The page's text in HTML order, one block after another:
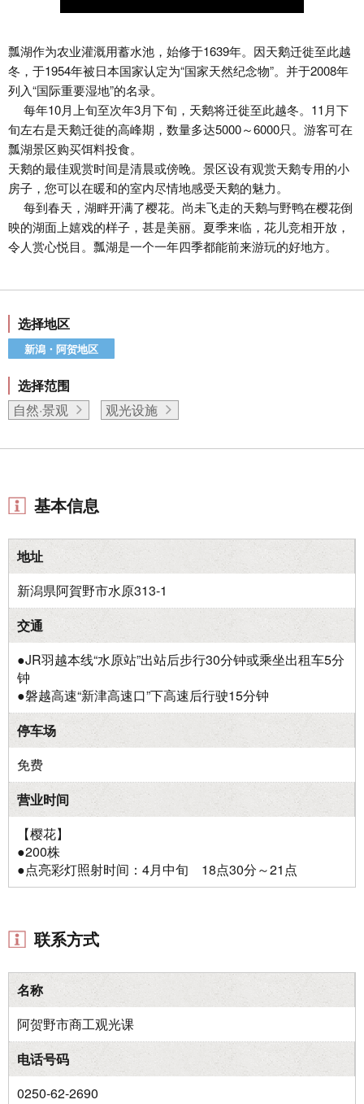
瓢湖作为农业灌溉用蓄水池，始修于1639年。因天鹅迁徙至此越
冬，于1954年被日本国家认定为“国家天然纪念物”。并于2008年
列入“国际重要湿地”的名录。
每年10月上旬至次年3月下旬，天鹅将迁徙至此越冬。11月下
旬左右是天鹅迁徙的高峰期，数量多达5000～6000只。游客可在
瓢湖景区购买饵料投食。
天鹅的最佳观赏时间是清晨或傍晚。景区设有观赏天鹅专用的小
房子，您可以在暖和的室内尽情地感受天鹅的魅力。
每到春天，湖畔开满了樱花。尚未飞走的天鹅与野鸭在樱花倒
映的湖面上嬉戏的样子，甚是美丽。夏季来临，花儿竞相开放，
令人赏心悦目。瓢湖是一个一年四季都能前来游玩的好地方。
选择地区
新潟・阿贺地区
选择范围
自然·景观
观光设施
基本信息
地址
新潟県阿賀野市水原313-1
交通
●JR羽越本线“水原站”出站后步行30分钟或乘坐出租车5分
钟
●磐越高速“新津高速口”下高速后行驶15分钟
停车场
免费
营业时间
【樱花】
●200株
●点亮彩灯照射时间：4月中旬 18点30分～21点
联系方式
名称
阿贺野市商工观光课
电话号码
0250-62-2690